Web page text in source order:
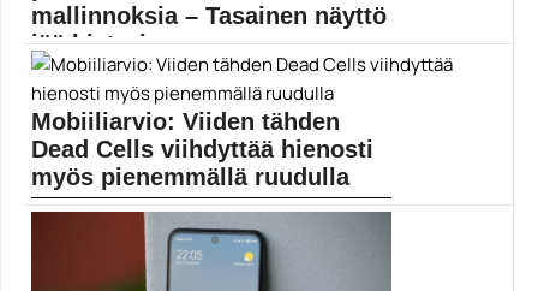
mallinnoksia – Tasainen näyttö
jää historiaan
Samsungin edullisimmasta Galaxy S11 -malliston
jäsenestä, Galaxy S11e:stä,...
Mobiili
Mobiiliarvio: Viiden tähden
Dead Cells viihdyttää hienosti
myös pienemmällä ruudulla
Aiemmin PC:lle, Nintendo Switchille, iOSille, Xbox